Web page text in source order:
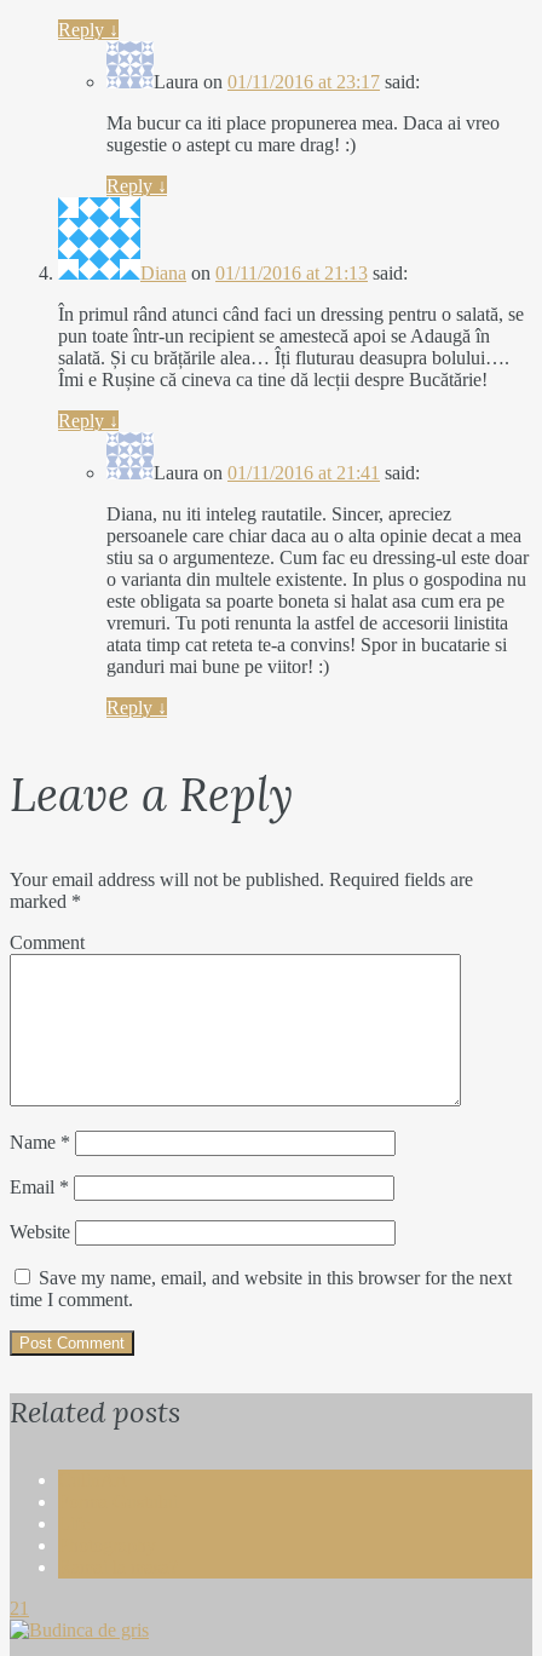
Reply ↓
Laura on 01/11/2016 at 23:17 said:
Ma bucur ca iti place propunerea mea. Daca ai vreo
sugestie o astept cu mare drag! :)
Reply ↓
Diana on 01/11/2016 at 21:13 said:
În primul rând atunci când faci un dressing pentru o salată, se
pun toate într-un recipient se amestecă apoi se Adaugă în
salată. Și cu brățările alea… Îți fluturau deasupra bolului….
Îmi e Rușine că cineva ca tine dă lecții despre Bucătărie!
Reply ↓
Laura on 01/11/2016 at 21:41 said:
Diana, nu iti inteleg rautatile. Sincer, apreciez
persoanele care chiar daca au o alta opinie decat a mea
stiu sa o argumenteze. Cum fac eu dressing-ul este doar
o varianta din multele existente. In plus o gospodina nu
este obligata sa poarte boneta si halat asa cum era pe
vremuri. Tu poti renunta la astfel de accesorii linistita
atata timp cat reteta te-a convins! Spor in bucatarie si
ganduri mai bune pe viitor! :)
Reply ↓
Leave a Reply
Your email address will not be published. Required fields are
marked *
Comment
Name *
Email *
Website
Save my name, email, and website in this browser for the next
time I comment.
Related posts
21